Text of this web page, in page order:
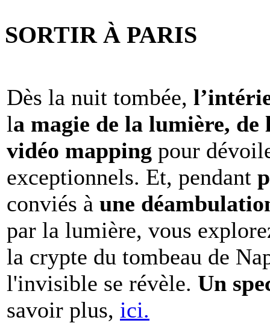
SORTIR À PARIS
Dès la nuit tombée,
la magie de la lumière,
vidéo mapping pour
exceptionnels. Et, pendant
conviés à une
par la lumière, vous
la crypte du tombeau de
l'invisible se révèle. Un
savoir plus, ici.